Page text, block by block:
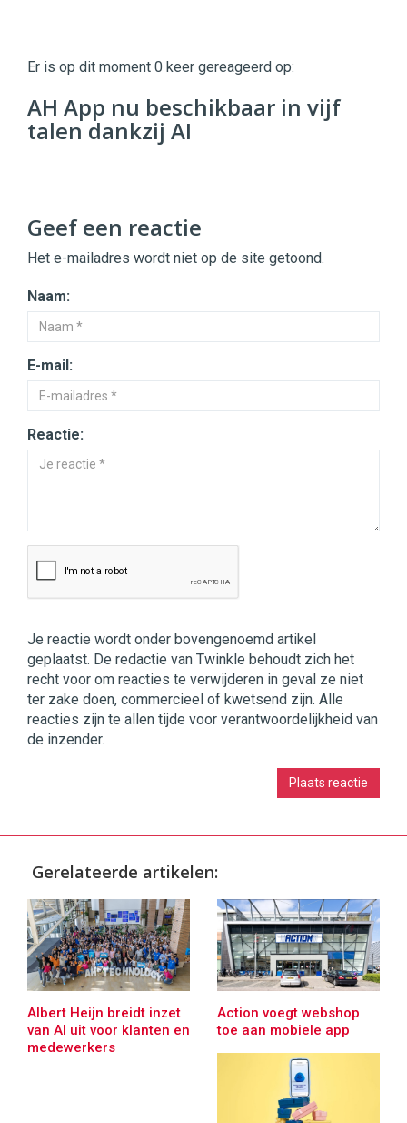
|
Digital
Commercehttps://twinklemagazine.nl
9654
Er is op dit moment 0 keer gereageerd op:
AH App nu beschikbaar in vijf
talen dankzij AI
Geef een reactie
Het e-mailadres wordt niet op de site getoond.
Naam:
E-mail:
Reactie:
Je reactie wordt onder bovengenoemd artikel
geplaatst. De redactie van Twinkle behoudt zich het
recht voor om reacties te verwijderen in geval ze niet
ter zake doen, commercieel of kwetsend zijn. Alle
reacties zijn te allen tijde voor verantwoordelijkheid van
de inzender.
Gerelateerde artikelen:
Albert Heijn breidt inzet
van AI uit voor klanten en
medewerkers
Action voegt webshop
toe aan mobiele app